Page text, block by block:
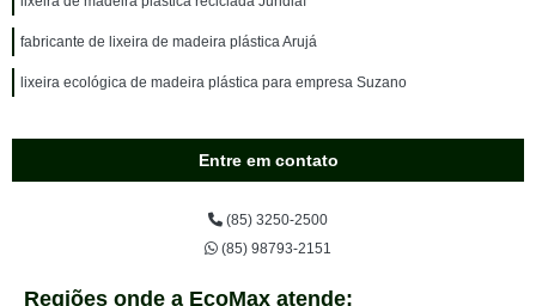
fabricante de lixeira de madeira plástica Arujá
lixeira ecológica de madeira plástica para empresa Suzano
Entre em contato
(85) 3250-2500
(85) 98793-2151
Regiões onde a EcoMax atende: